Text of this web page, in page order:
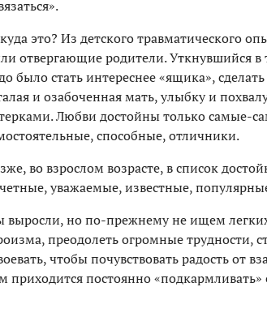
это? Из детского травматического
отвергающие родители. Уткнувшийся в
было стать интереснее «ящика»,
и озабоченная мать, улыбку и
Любви достойны только самые-
способные, отличники.
во взрослом возрасте, в список
уважаемые, известные,
но по-прежнему не ищем
преодолеть огромные трудности,
чтобы почувствовать радость от
приходится постоянно